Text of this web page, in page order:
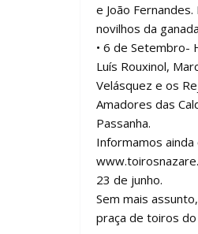
e João
novilhos da
•⁠ ⁠6 de Setembro-
Luís Rouxinol,
Velásquez e os
Amadores das
Passanha.
Informamos
23 de junho.
Sem mais
praça de toiros